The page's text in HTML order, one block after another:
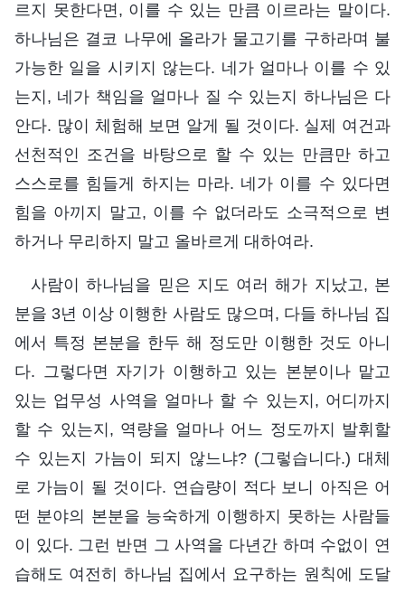
르지 못한다면, 이를 수 있는 만큼 이르라는 말이다.
하나님은 결코 나무에 올라가 물고기를 구하라며 불
가능한 일을 시키지 않는다. 네가 얼마나 이를 수 있
는지, 네가 책임을 얼마나 질 수 있는지 하나님은 다
안다. 많이 체험해 보면 알게 될 것이다. 실제 여건과
선천적인 조건을 바탕으로 할 수 있는 만큼만 하고
스스로를 힘들게 하지는 마라. 네가 이를 수 있다면
힘을 아끼지 말고, 이를 수 없더라도 소극적으로 변
하거나 무리하지 말고 올바르게 대하여라.
사람이 하나님을 믿은 지도 여러 해가 지났고, 본
분을 3년 이상 이행한 사람도 많으며, 다들 하나님 집
에서 특정 본분을 한두 해 정도만 이행한 것도 아니
다. 그렇다면 자기가 이행하고 있는 본분이나 맡고
있는 업무성 사역을 얼마나 할 수 있는지, 어디까지
할 수 있는지, 역량을 얼마나 어느 정도까지 발휘할
수 있는지 가늠이 되지 않느냐? (그렇습니다.) 대체
로 가늠이 될 것이다. 연습량이 적다 보니 아직은 어
떤 분야의 본분을 능숙하게 이행하지 못하는 사람들
이 있다. 그런 반면 그 사역을 다년간 하며 수없이 연
습해도 여전히 하나님 집에서 요구하는 원칙에 도달